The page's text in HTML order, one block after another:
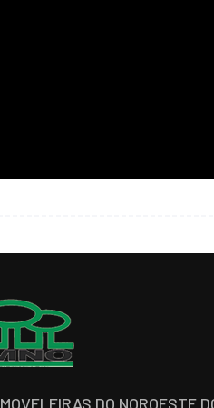
DO NOROESTE